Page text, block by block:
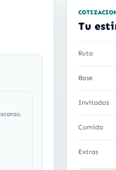
Tu
Ruta
Base
Invitados
Comida
Extras